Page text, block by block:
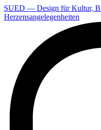
SUED — Design für Kultur,
Herzensangelegenheiten